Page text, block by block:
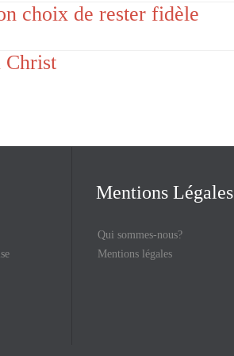
choix de rester fidèle
Christ
Mentions Légales
Qui sommes-nous?
Mentions légales